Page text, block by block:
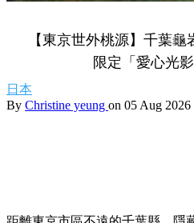
【東京世外桃源】千葉
限定「愛心光
日本
By Christine yeung on 05 Aug 2026